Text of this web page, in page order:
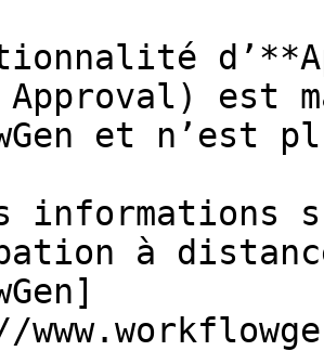
Approval) est
et n’est
informations
à